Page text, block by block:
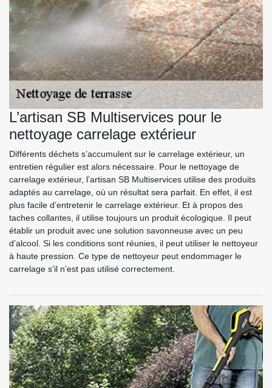
L’artisan SB Multiservices pour le
nettoyage carrelage extérieur
Différents déchets s’accumulent sur le carrelage extérieur, un
entretien régulier est alors nécessaire. Pour le nettoyage de
carrelage extérieur, l’artisan SB Multiservices utilise des produits
adaptés au carrelage, où un résultat sera parfait. En effet, il est
plus facile d’entretenir le carrelage extérieur. Et à propos des
taches collantes, il utilise toujours un produit écologique. Il peut
établir un produit avec une solution savonneuse avec un peu
d’alcool. Si les conditions sont réunies, il peut utiliser le nettoyeur
à haute pression. Ce type de nettoyeur peut endommager le
carrelage s’il n’est pas utilisé correctement.